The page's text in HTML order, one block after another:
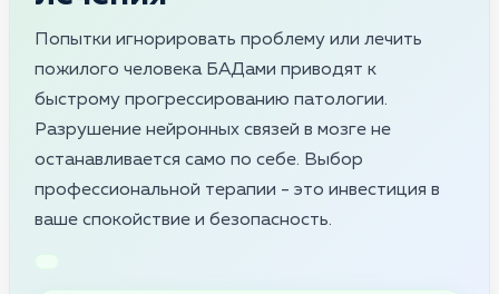
Попытки игнорировать проблему или лечить
пожилого человека БАДами приводят к
быстрому прогрессированию патологии.
Разрушение нейронных связей в мозге не
останавливается само по себе. Выбор
профессиональной терапии - это инвестиция в
ваше спокойствие и безопасность.